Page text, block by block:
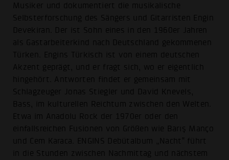
Musiker und dokumentiert die musikalische
Selbsterforschung des Sängers und Gitarristen Engin
Devekiran. Der ist Sohn eines in den 1960er Jahren
als Gastarbeiterkind nach Deutschland gekommenen
Türken. Engins Türkisch ist von einem deutschen
Akzent geprägt, und er fragt sich, wo er eigentlich
hingehört. Antworten findet er gemeinsam mit
Schlagzeuger Jonas Stiegler und David Knevels,
Bass, im kulturellen Reichtum zwischen den Welten.
Etwa im Anadolu Rock der 1970er oder den
einfallsreichen Fusionen von Größen wie Barış Manço
und Cem Karaca. ENGINS Debütalbum „Nacht‟ führt
in die Stunden zwischen Nachmittag und nächstem